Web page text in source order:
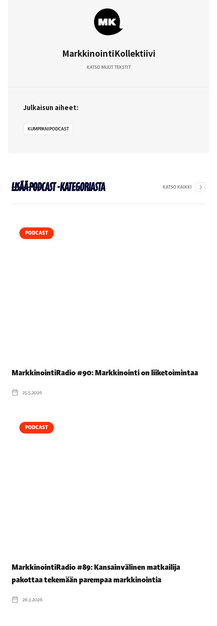
MarkkinointiKollektiivi
KATSO MUUT TEKSTIT
Julkaisun aiheet:
KUMPPANIPODCAST
LisääPodcast-kategoriasta KATSO KAIKKI
PODCAST
MarkkinointiRadio #90: Markkinointi on liiketoimintaa
25.5.2026
PODCAST
MarkkinointiRadio #89: Kansainvälinen matkailija
pakottaa tekemään parempaa markkinointia
26.3.2026